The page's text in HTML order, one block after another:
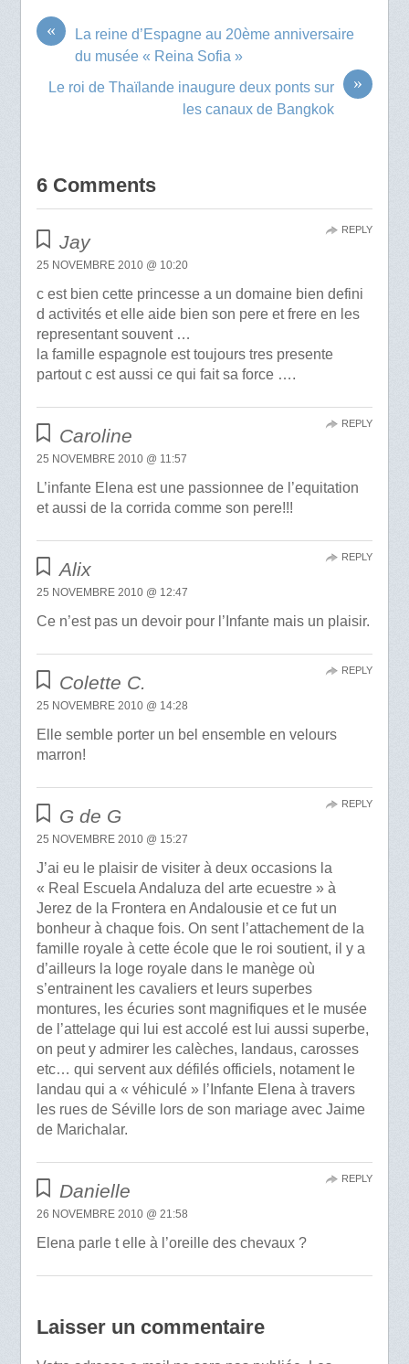
«
La reine d’Espagne au 20ème anniversaire
du musée « Reina Sofia »
»
Le roi de Thaïlande inaugure deux ponts sur
les canaux de Bangkok
6 Comments
Jay
25 NOVEMBRE 2010 @ 10:20
c est bien cette princesse a un domaine bien defini
d activités et elle aide bien son pere et frere en les
representant souvent …
la famille espagnole est toujours tres presente
partout c est aussi ce qui fait sa force ….
REPLY
Caroline
25 NOVEMBRE 2010 @ 11:57
L’infante Elena est une passionnee de l’equitation
et aussi de la corrida comme son pere!!!
REPLY
Alix
25 NOVEMBRE 2010 @ 12:47
Ce n’est pas un devoir pour l’Infante mais un plaisir.
REPLY
Colette C.
25 NOVEMBRE 2010 @ 14:28
Elle semble porter un bel ensemble en velours
marron!
REPLY
G de G
25 NOVEMBRE 2010 @ 15:27
J’ai eu le plaisir de visiter à deux occasions la
« Real Escuela Andaluza del arte ecuestre » à
Jerez de la Frontera en Andalousie et ce fut un
bonheur à chaque fois. On sent l’attachement de la
famille royale à cette école que le roi soutient, il y a
d’ailleurs la loge royale dans le manège où
s’entrainent les cavaliers et leurs superbes
montures, les écuries sont magnifiques et le musée
de l’attelage qui lui est accolé est lui aussi superbe,
on peut y admirer les calèches, landaus, carosses
etc… qui servent aux défilés officiels, notament le
landau qui a « véhiculé » l’Infante Elena à travers
les rues de Séville lors de son mariage avec Jaime
de Marichalar.
REPLY
Danielle
26 NOVEMBRE 2010 @ 21:58
Elena parle t elle à l’oreille des chevaux ?
REPLY
Laisser un commentaire